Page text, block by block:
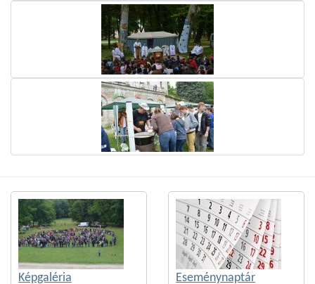
Képgaléria Eseménynaptár